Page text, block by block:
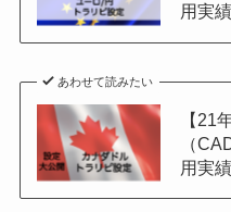
用実績
あわせて読みたい
【21
（
用実績